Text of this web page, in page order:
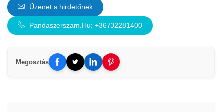
Üzenet a hirdetőnek
Pandaszerszam.Hu: +36702281400
Megosztás